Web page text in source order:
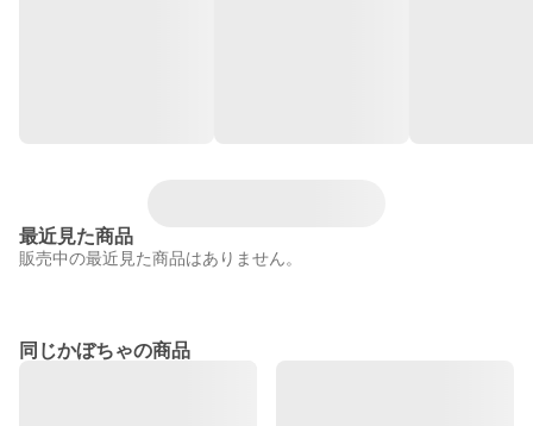
最近見た商品
販売中の最近見た商品はありません。
同じかぼちゃの商品